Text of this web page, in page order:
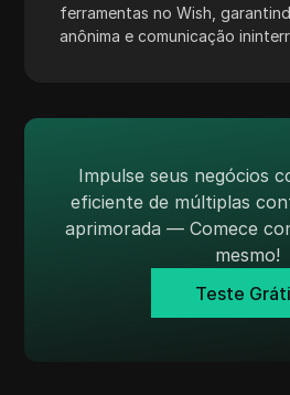
Tumblr
Venmo
Vimeo
Walmart Marketplace
ferramentas no Wish,
anônima e comunicação
Impulse seus negócios
eficiente de múltiplas
aprimorada — Comece
mesmo!
Teste